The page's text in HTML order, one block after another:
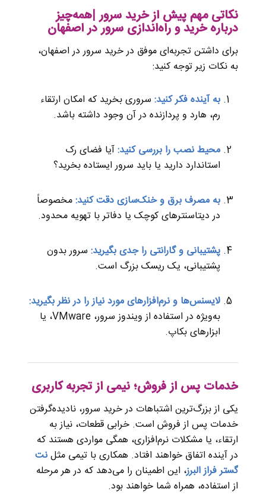
نکاتی مهم پیش از خرید سرور |همه‌چیز
درباره خرید و راه‌اندازی سرور در اصفهان
برای داشتن تجربه‌ای موفق در خرید سرور در اصفهان،
به نکات زیر توجه کنید:
به آینده فکر کنید: سروری بخرید که امکان ارتقاء
رم، هارد و پردازنده در آن وجود داشته باشد.
محیط نصب را بررسی کنید:آیا فضای رک
استاندارد دارید یا باید سرور ایستاده بخرید؟
به مصرف برق و خنک‌سازی دقت کنید:مخصوصاً
در دیتاسنترهای کوچک یا دفاتر با تهویه محدود.
پشتیبانی و گارانتی را جدی بگیرید: سرور بدون
پشتیبانی، یک ریسک بزرگ است.
لایسنس‌ها و نرم‌افزارهای مورد نیاز را در نظر بگیرید:
به‌ویژه در استفاده از ویندوز سرور، VMware، یا
ابزارهای بکاپ.
خدمات پس از فروش؛ نیمی از تجربه کاربری
یکی از بزرگ‌ترین اشتباهات در خرید سرور، نادیده‌گرفتن
خدمات پس از فروش است. خرابی قطعات، نیاز به
ارتقاء، یا مشکلات نرم‌افزاری، همگی مواردی هستند که
در آینده اتفاق خواهند افتاد. همکاری با تیمی مثلنت
گستر فراز البرز، این اطمینان را می‌دهد که در هر مرحله
از استفاده، همراه شما خواهند بود.